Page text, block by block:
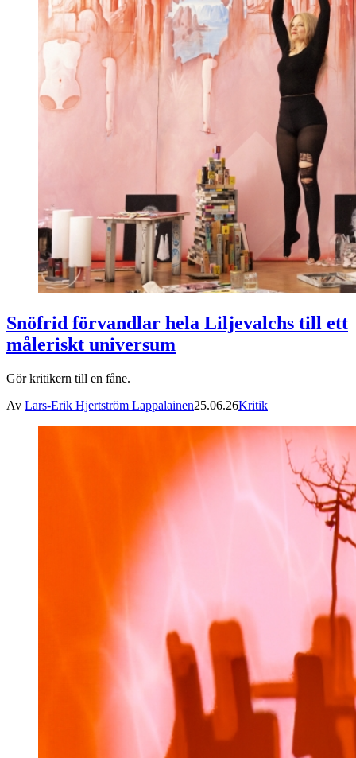
Snöfrid förvandlar hela Liljevalchs till ett
måleriskt universum
Gör kritikern till en fåne.
Av Lars-Erik Hjertström Lappalainen25.06.26Kritik